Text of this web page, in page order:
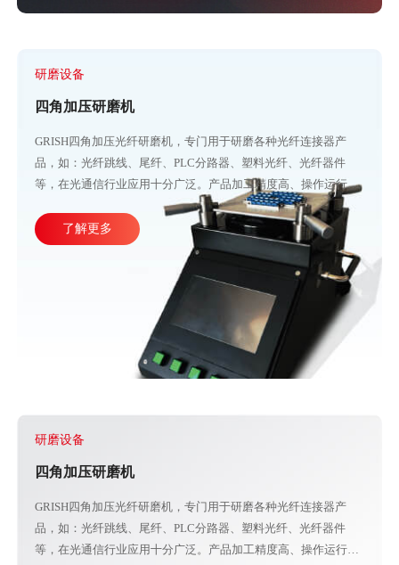
研磨设备
四角加压研磨机
GRISH四角加压光纤研磨机，专门用于研磨各种光纤连接器产
品，如：光纤跳线、尾纤、PLC分路器、塑料光纤、光纤器件
等，在光通信行业应用十分广泛。产品加工精度高、操作运行稳
定，直观的大屏幕设计可使参数调整更加方便快捷。目前比较成
熟的产线加工方式主要由四台或五台光纤研磨机，再配合各种规
格的PC、APC、UPC等研磨夹具组成。
了解更多
研磨设备
四角加压研磨机
GRISH四角加压光纤研磨机，专门用于研磨各种光纤连接器产
品，如：光纤跳线、尾纤、PLC分路器、塑料光纤、光纤器件
等，在光通信行业应用十分广泛。产品加工精度高、操作运行稳